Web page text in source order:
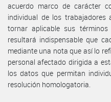
acuerdo marco de carácter
individual de los
tornar aplicable sus
resultará indispensable que
mediante una nota que así lo
personal afectado dirigida a
los datos que permitan
resolución homologatoria.